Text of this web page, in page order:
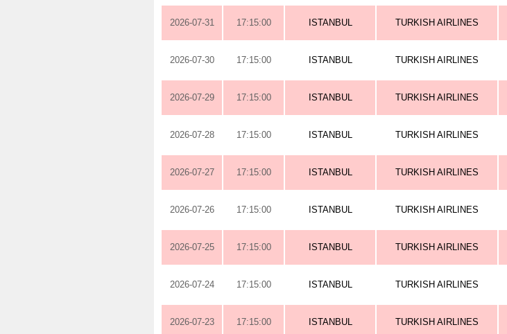
2026-07-31 17:15:00 ISTANBUL TURKISH AIRLINES
2026-07-30 17:15:00 ISTANBUL TURKISH AIRLINES
2026-07-29 17:15:00 ISTANBUL TURKISH AIRLINES
2026-07-28 17:15:00 ISTANBUL TURKISH AIRLINES
2026-07-27 17:15:00 ISTANBUL TURKISH AIRLINES
2026-07-26 17:15:00 ISTANBUL TURKISH AIRLINES
2026-07-25 17:15:00 ISTANBUL TURKISH AIRLINES
2026-07-24 17:15:00 ISTANBUL TURKISH AIRLINES
2026-07-23 17:15:00 ISTANBUL TURKISH AIRLINES